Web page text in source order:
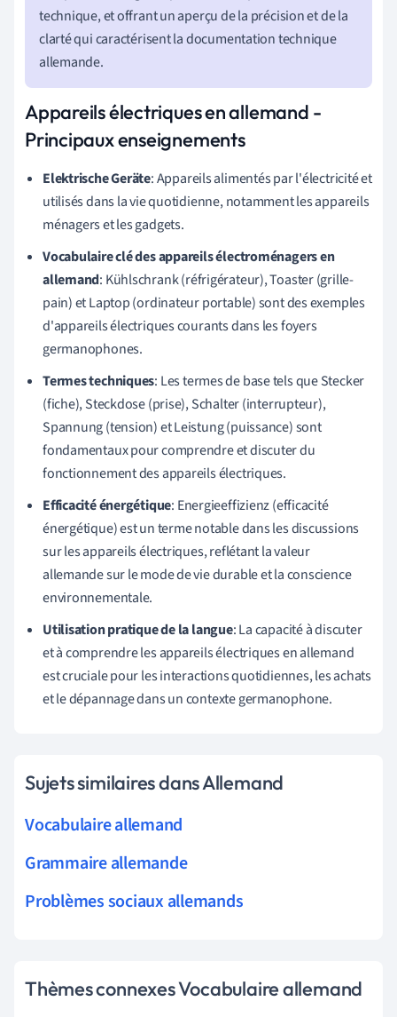
technique, et offrant un aperçu de la précision et de la
clarté qui caractérisent la documentation technique
allemande.
Appareils électriques en allemand -
Principaux enseignements
Elektrische Geräte: Appareils alimentés par l'électricité et
utilisés dans la vie quotidienne, notamment les appareils
ménagers et les gadgets.
Vocabulaire clé des appareils électroménagers en
allemand: Kühlschrank (réfrigérateur), Toaster (grille-
pain) et Laptop (ordinateur portable) sont des exemples
d'appareils électriques courants dans les foyers
germanophones.
Termes techniques: Les termes de base tels que Stecker
(fiche), Steckdose (prise), Schalter (interrupteur),
Spannung (tension) et Leistung (puissance) sont
fondamentaux pour comprendre et discuter du
fonctionnement des appareils électriques.
Efficacité énergétique: Energieeffizienz (efficacité
énergétique) est un terme notable dans les discussions
sur les appareils électriques, reflétant la valeur
allemande sur le mode de vie durable et la conscience
environnementale.
Utilisation pratique de la langue: La capacité à discuter
et à comprendre les appareils électriques en allemand
est cruciale pour les interactions quotidiennes, les achats
et le dépannage dans un contexte germanophone.
Sujets similaires dans Allemand
Vocabulaire allemand
Grammaire allemande
Problèmes sociaux allemands
Thèmes connexes Vocabulaire allemand